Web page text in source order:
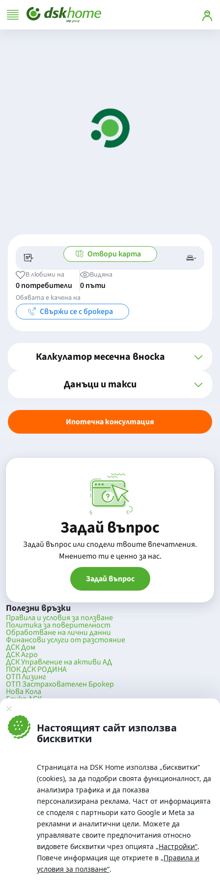
Настоящият сайт използва
бисквитки
Страницата на DSK Home използва „бисквитки“
(cookies), за да подобри своята функционалност, да
анализира трафика и да показва
персонализирана реклама. Част от информацията
се споделя с партньори като Google и Meta за
рекламни и аналитични цели. Можете да
управлявате своите предпочитания относно
видовете бисквитки чрез опцията „Настройки“.
Повече информация ще откриете в „Правила и
условия за ползване“.
- -/- -
Отвори карта
В любими на
0 потребители
Видяна
0 пъти
Обявата е качена на
Свържи се с брокера
Калкулатор месечна вноска
Данъци и такси
Ипотечна консултация
Задай въпрос
Задай въпрос или сподели твоите впечатления.
Mнението ти е ценно за нас.
Задай въпрос
Полезни връзки
Правила и условия за ползване
Политика за поверителност
Обработване на лични данни
Финансови услуги от разстояние
ДСК Дом
ДСК Агро
ДСК Управление на активи АД
ПОК ДСК РОДИНА
ОТП Лизинг
ОТП Застрахователен Брокер
Нова Кола
Банка ДСК
DSK Mobile
Оферти за продажба от Банка ДСК
Клонова мрежа и банкомати
До началото на страницата
Телефон:
0700 10 375 / *2375
Московска No.19 / ул. Г. Бенковски No. 5, София 1036
SWIFT/BIC: